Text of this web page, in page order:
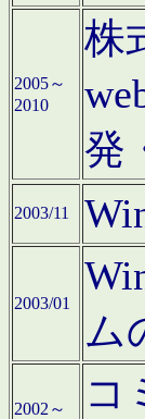
2005～
2010
株
発
2003/11
2003/01
ム
2002～
コ